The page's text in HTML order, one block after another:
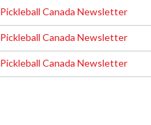
Pickleball Canada Newsletter
Pickleball Canada Newsletter
Pickleball Canada Newsletter